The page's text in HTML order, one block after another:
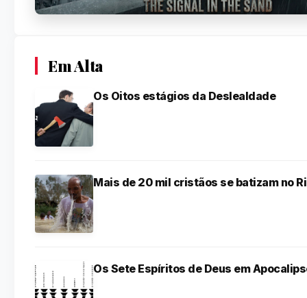
Em Alta
Os Oitos estágios da Deslealdade
Mais de 20 mil cristãos se batizam no
Os Sete Espíritos de Deus em